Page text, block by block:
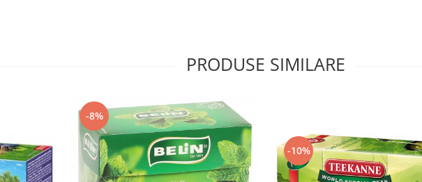
PRODUSE SIMILARE
-8%
-10%